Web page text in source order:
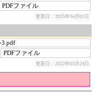
PDFファイル
更新日：2025年04月01日
PDFファイル
更新日：2022年03月24日